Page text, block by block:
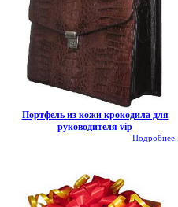
Портфель из кожи крокодила для
руководителя vip
Подробнее...